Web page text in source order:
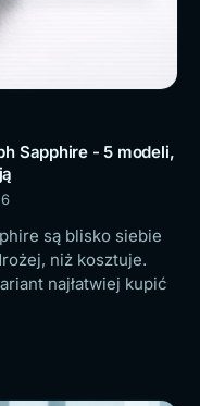
Sapphire - 5 modeli,
są blisko siebie
niż kosztuje.
najłatwiej kupić